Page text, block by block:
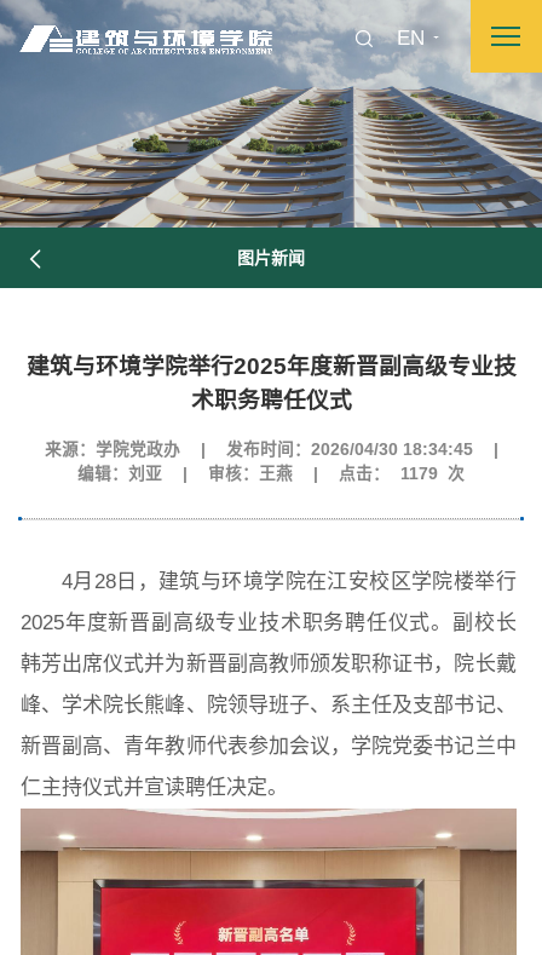
EN
教学科研岗 行政管理岗 教学思政岗 实验教辅岗
本科教育 研究生教育 继续教育
图片新闻
建筑与环境学院举行2025年度新晋副高级专业技
术职务聘任仪式
来源：学院党政办 发布时间：2026/04/30 18:34:45
编辑：刘亚
审核：王燕 点击： 1179 次
4月28日，建筑与环境学院在江安校区学院楼举行
2025年度新晋副高级专业技术职务聘任仪式。副校长
韩芳出席仪式并为新晋副高教师颁发职称证书，院长戴
峰、学术院长熊峰、院领导班子、系主任及支部书记、
新晋副高、青年教师代表参加会议，学院党委书记兰中
仁主持仪式并宣读聘任决定。